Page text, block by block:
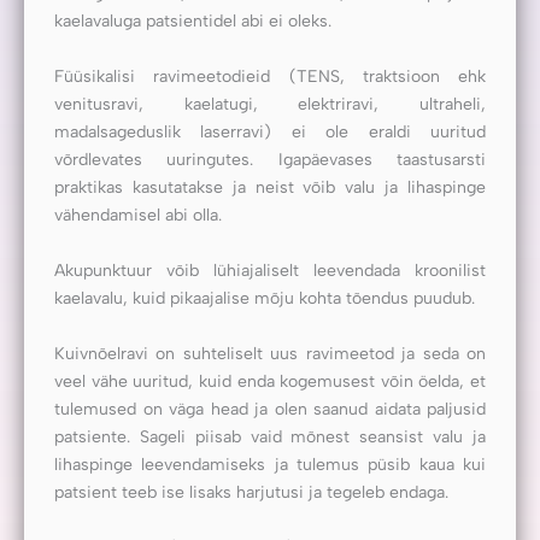
kaelavaluga patsientidel abi ei oleks.
Füüsikalisi ravimeetodieid (TENS, traktsioon ehk
venitusravi, kaelatugi, elektriravi, ultraheli,
madalsageduslik laserravi) ei ole eraldi uuritud
võrdlevates uuringutes. Igapäevases taastusarsti
praktikas kasutatakse ja neist võib valu ja lihaspinge
vähendamisel abi olla.
Akupunktuur võib lühiajaliselt leevendada kroonilist
kaelavalu, kuid pikaajalise mõju kohta tõendus puudub.
Kuivnõelravi on suhteliselt uus ravimeetod ja seda on
veel vähe uuritud, kuid enda kogemusest võin öelda, et
tulemused on väga head ja olen saanud aidata paljusid
patsiente. Sageli piisab vaid mõnest seansist valu ja
lihaspinge leevendamiseks ja tulemus püsib kaua kui
patsient teeb ise lisaks harjutusi ja tegeleb endaga.